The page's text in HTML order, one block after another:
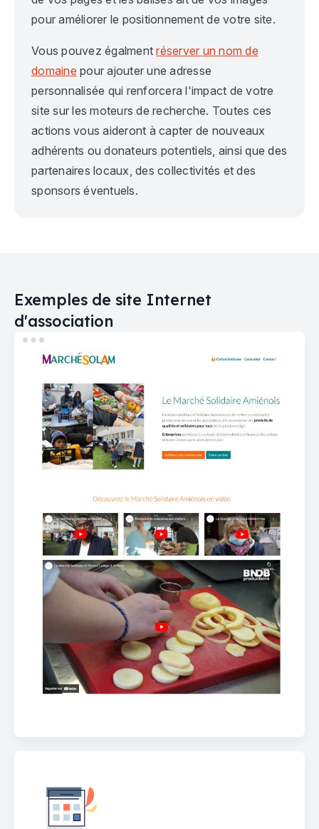
pour améliorer le positionnement de votre site.
Vous pouvez égalmentréserver un nom de
domaine pour ajouter une adresse
personnalisée qui renforcera l'impact de votre
site sur les moteurs de recherche. Toutes ces
actions vous aideront à capter de nouveaux
adhérents ou donateurs potentiels, ainsi que des
partenaires locaux, des collectivités et des
sponsors éventuels.
Exemples de site Internet
d'association